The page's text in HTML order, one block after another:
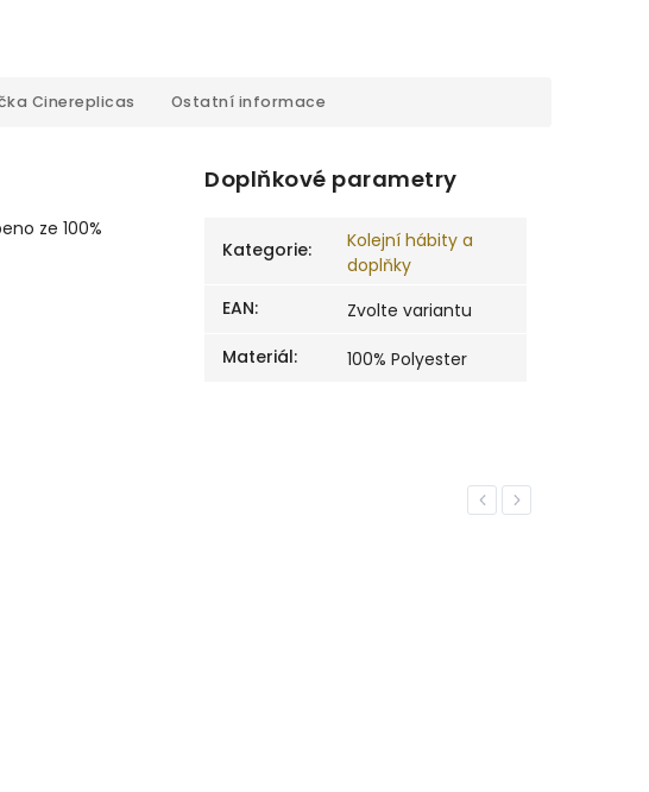
Cinereplicas Ostatní informace
ze 100%
Doplňkové parametry
Kategorie:
Kolejní hábity a
doplňky
EAN:
Zvolte variantu
Materiál: 100% Polyester
Previous
Next